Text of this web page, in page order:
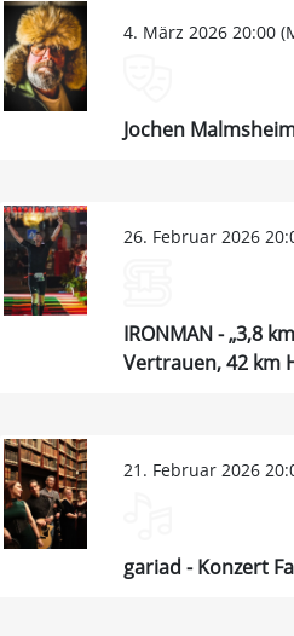
4. März 2026 20:00
Jochen
26. Februar 2026
IRONMAN - „3,8
Vertrauen, 42 km
21. Februar 2026
gariad - Konzert